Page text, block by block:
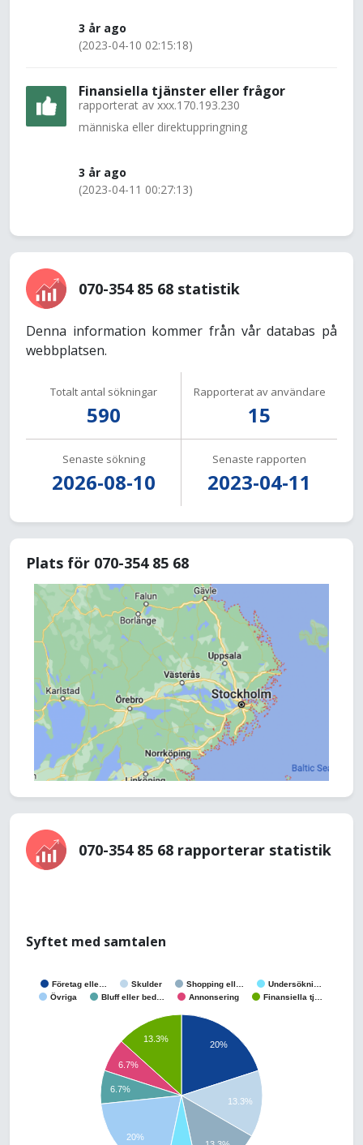
3 år ago
(2023-04-10 02:15:18)
Finansiella tjänster eller frågor
rapporterat av xxx.170.193.230
människa eller direktuppringning
3 år ago
(2023-04-11 00:27:13)
070-354 85 68 statistik
Denna information kommer från vår databas på
webbplatsen.
Totalt antal sökningar
590
Rapporterat av användare
15
Senaste sökning
2026-08-10
Senaste rapporten
2023-04-11
Plats för 070-354 85 68
070-354 85 68 rapporterar statistik
Syftet med samtalen
Företag elle… Skulder Shopping ell…
Undersökni…
Övriga
Bluff eller bed… Annonsering Finansiella tj…
20%
13.3%
13.3%
6.7%
6.7%
20%